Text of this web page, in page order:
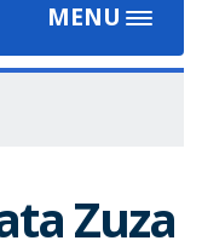
MENU
Toggle
Zuza